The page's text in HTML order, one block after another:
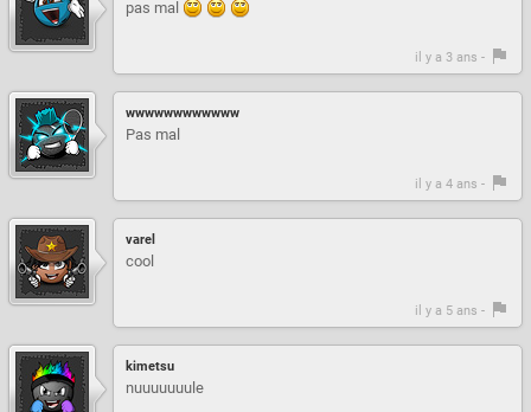
pas mal
il y a 3 ans -
wwwwwwwwwwww
Pas mal
il y a 4 ans -
varel
cool
il y a 5 ans -
kimetsu
nuuuuuuule